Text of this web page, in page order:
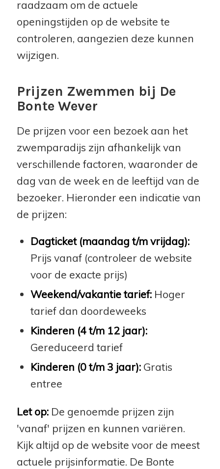
raadzaam om de actuele
openingstijden op de website te
controleren, aangezien deze kunnen
wijzigen.
Prijzen Zwemmen bij De
Bonte Wever
De prijzen voor een bezoek aan het
zwemparadijs zijn afhankelijk van
verschillende factoren, waaronder de
dag van de week en de leeftijd van de
bezoeker. Hieronder een indicatie van
de prijzen:
Dagticket (maandag t/m vrijdag):
Prijs vanaf (controleer de website
voor de exacte prijs)
Weekend/vakantie tarief:Hoger
tarief dan doordeweeks
Kinderen (4 t/m 12 jaar):
Gereduceerd tarief
Kinderen (0 t/m 3 jaar):Gratis
entree
Let op:De genoemde prijzen zijn
'vanaf' prijzen en kunnen variëren.
Kijk altijd op de website voor de meest
actuele prijsinformatie. De Bonte